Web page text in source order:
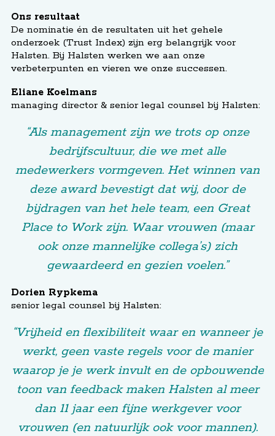
Ons resultaat
De nominatie én de resultaten uit het gehele
onderzoek (Trust Index) zijn erg belangrijk voor
Halsten. Bij Halsten werken we aan onze
verbeterpunten en vieren we onze successen.
Eliane Koelmans
managing director & senior legal counsel bij Halsten:
“Als management zijn we trots op onze
bedrijfscultuur, die we met alle
medewerkers vormgeven. Het winnen van
deze award bevestigt dat wij, door de
bijdragen van het hele team, een Great
Place to Work zijn. Waar vrouwen (maar
ook onze mannelijke collega’s) zich
gewaardeerd en gezien voelen.”
Dorien Rypkema
senior legal counsel bij Halsten:
“Vrijheid en flexibiliteit waar en wanneer je
werkt, geen vaste regels voor de manier
waarop je je werk invult en de opbouwende
toon van feedback maken Halsten al meer
dan 11 jaar een fijne werkgever voor
vrouwen (en natuurlijk ook voor mannen).